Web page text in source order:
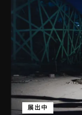
展出中